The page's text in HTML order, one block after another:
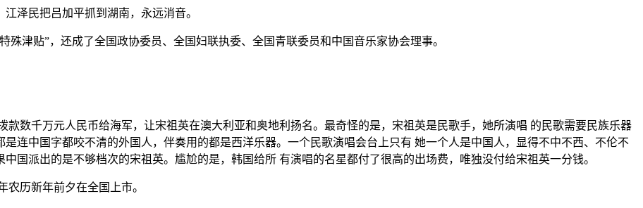
泽民把吕加平抓到湖南，永远消音。
津贴”，还成了全国政协委员、全国妇联执委、全国青联委员和中国音乐家协会理事。
数千万元人民币给海军，让宋祖英在澳大利亚和奥地利扬名。最奇怪的是，宋祖英是民歌手，她所演唱 的民歌需要民族乐器
连中国字都咬不清的外国人，伴奏用的都是西洋乐器。一个民歌演唱会台上只有 她一个人是中国人，显得不中不西、不伦不
国派出的是不够档次的宋祖英。尴尬的是，韩国给所 有演唱的名星都付了很高的出场费，唯独没付给宋祖英一分钱。
历新年前夕在全国上市。